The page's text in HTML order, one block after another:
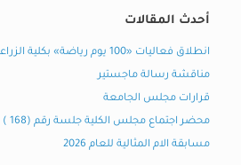
أحدث المقالات
انطلاق فعاليات «100 يوم رياضة» بكلية الزراعة بجامعة قنا
مناقشة رسالة ماجستير
قرارات مجلس الجامعة
محضر اجتماع مجلس الكلية جلسة رقم (168 )
مسابقة الام المثالية للعام 2026